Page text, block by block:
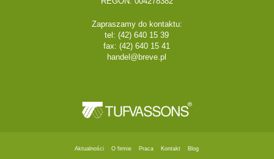
Zapraszamy do kontaktu:
tel: (42) 640 15 39
fax: (42) 640 15 41
handel@breve.pl
Aktualności O firmie Praca Kontakt Blog